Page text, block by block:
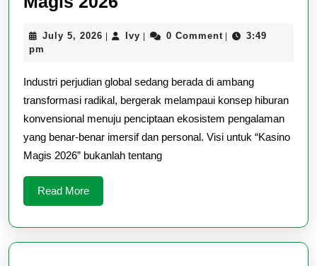
Kasino
Pengalaman
Magis
2026
July 5, 2026 July
| Ivy Ivy
| 0 Comment |
3:49
pm
Industri perjudian global sedang berada di ambang
transformasi radikal, bergerak melampaui konsep hiburan
konvensional menuju penciptaan ekosistem pengalaman
yang benar-benar imersif dan personal. Visi untuk “Kasino
Magis 2026” bukanlah tentang
Read MoreRead
More